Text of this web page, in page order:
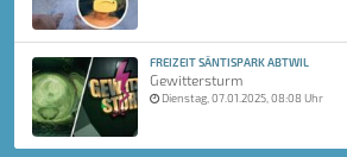
FREIZEIT SÄNTISPARK ABTWIL
Gewittersturm
Dienstag, 07.01.2025, 08:08 Uhr